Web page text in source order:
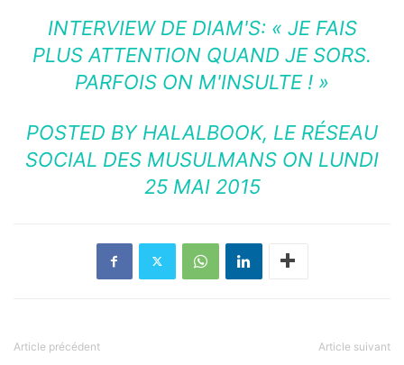
INTERVIEW DE DIAM'S: « JE FAIS
PLUS ATTENTION QUAND JE SORS.
PARFOIS ON M'INSULTE ! »
POSTED BY HALALBOOK, LE RÉSEAU
SOCIAL DES MUSULMANS ON LUNDI
25 MAI 2015
Article précédent Article suivant